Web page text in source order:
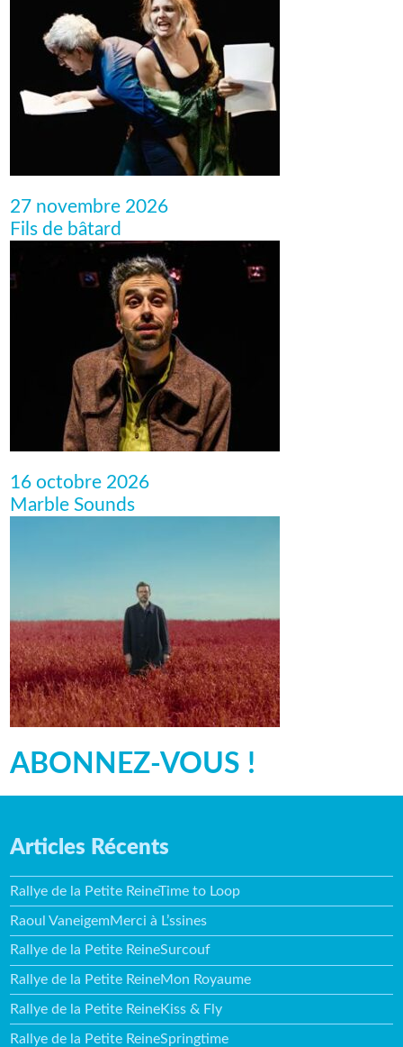
27 novembre 2026
Fils de bâtard
16 octobre 2026
Marble Sounds
ABONNEZ-VOUS !
Articles Récents
Rallye de la Petite ReineTime to Loop
Raoul VaneigemMerci à L’ssines
Rallye de la Petite ReineSurcouf
Rallye de la Petite ReineMon Royaume
Rallye de la Petite ReineKiss & Fly
Rallye de la Petite ReineSpringtime